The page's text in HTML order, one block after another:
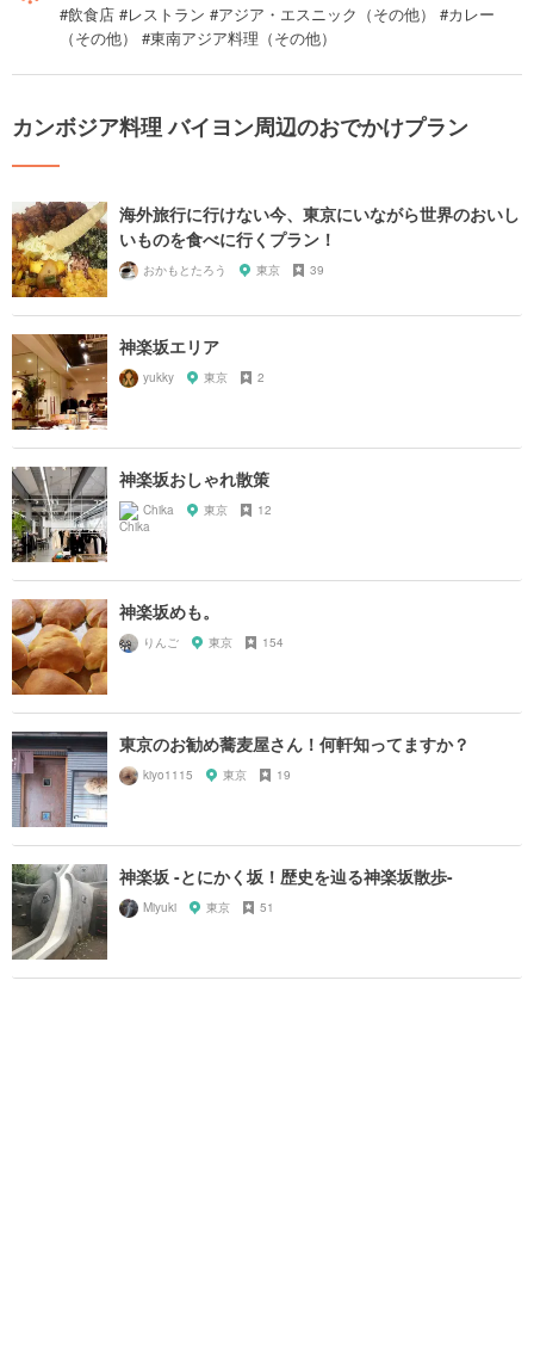
#飲食店 #レストラン #アジア・エスニック（その他） #カレー
（その他） #東南アジア料理（その他）
カンボジア料理 バイヨン周辺のおでかけプラン
海外旅行に行けない今、東京にいながら世界のおいし
いものを食べに行くプラン！
おかもとたろう 東京 39
神楽坂エリア
yukky 東京 2
神楽坂おしゃれ散策
Chika 東京 12
神楽坂めも。
りんご 東京 154
東京のお勧め蕎麦屋さん！何軒知ってますか？
kiyo1115 東京 19
神楽坂 -とにかく坂！歴史を辿る神楽坂散歩-
Miyuki 東京 51